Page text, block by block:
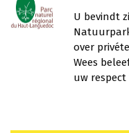
U bevindt
over
Wees
uw